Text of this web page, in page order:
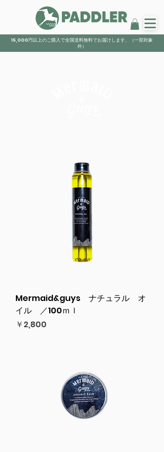
15,000円以上のご購入で全国送料無料でお届けします。（一部対象
外）
Mermaid&guys ナチュラル オ
イル ／100ｍｌ
価格
￥2,800